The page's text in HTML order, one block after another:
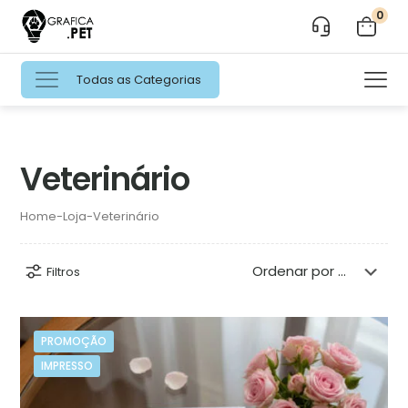
0
Todas as Categorias
Veterinário
Home-Loja-Veterinário
Filtros
PROMOÇÃO
IMPRESSO